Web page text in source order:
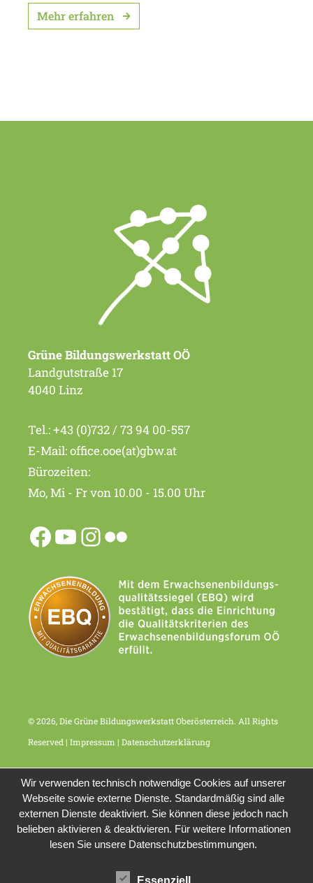
Mehr erfahren
Grüne Bildungswerkstatt OÖ
Landgutstraße 17
4040 Linz
Tel.:+43 (0)732 / 73 94 00-557
E-Mail:office.ooe(at)gbw.at
Bürozeiten:
Mo, Mi - Fr von 10.00 - 15.00 Uhr
© 2026, Die Grüne Bildungswerkstatt Oberösterreich. All Rights
Reserved |Impressum |Datenschutzerklärung
Wir verwenden technisch notwendige Cookies auf unserer
Webseite sowie externe Dienste. Standardmäßig sind alle
externen Dienste deaktiviert. Sie können diese jedoch nach
belieben aktivieren & deaktivieren. Für weitere Informationen
lesen Sie unsere Datenschutzbestimmungen.
Essenziell